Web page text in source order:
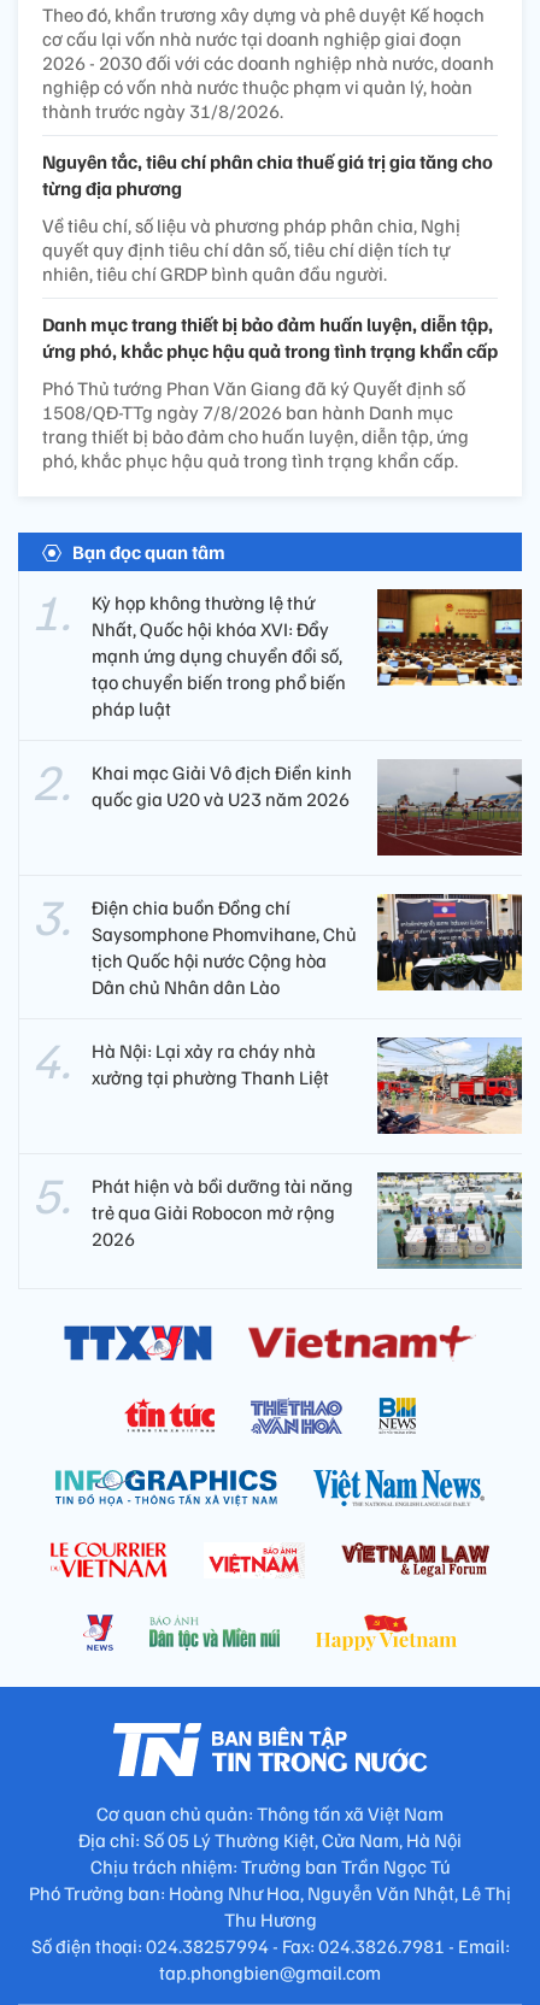
Theo đó, khẩn trương xây dựng và phê duyệt Kế hoạch
cơ cấu lại vốn nhà nước tại doanh nghiệp giai đoạn
2026 - 2030 đối với các doanh nghiệp nhà nước, doanh
nghiệp có vốn nhà nước thuộc phạm vi quản lý, hoàn
thành trước ngày 31/8/2026.
Nguyên tắc, tiêu chí phân chia thuế giá trị gia tăng cho
từng địa phương
Về tiêu chí, số liệu và phương pháp phân chia, Nghị
quyết quy định tiêu chí dân số, tiêu chí diện tích tự
nhiên, tiêu chí GRDP bình quân đầu người.
Danh mục trang thiết bị bảo đảm huấn luyện, diễn tập,
ứng phó, khắc phục hậu quả trong tình trạng khẩn cấp
Phó Thủ tướng Phan Văn Giang đã ký Quyết định số
1508/QĐ-TTg ngày 7/8/2026 ban hành Danh mục
trang thiết bị bảo đảm cho huấn luyện, diễn tập, ứng
phó, khắc phục hậu quả trong tình trạng khẩn cấp.
Bạn đọc quan tâm
Kỳ họp không thường lệ thứ
Nhất, Quốc hội khóa XVI: Đẩy
mạnh ứng dụng chuyển đổi số,
tạo chuyển biến trong phổ biến
pháp luật
Khai mạc Giải Vô địch Điền kinh
quốc gia U20 và U23 năm 2026
Điện chia buồn Đồng chí
Saysomphone Phomvihane, Chủ
tịch Quốc hội nước Cộng hòa
Dân chủ Nhân dân Lào
Hà Nội: Lại xảy ra cháy nhà
xưởng tại phường Thanh Liệt
Phát hiện và bồi dưỡng tài năng
trẻ qua Giải Robocon mở rộng
2026
Cơ quan chủ quản: Thông tấn xã Việt Nam
Địa chỉ: Số 05 Lý Thường Kiệt, Cửa Nam, Hà Nội
Chịu trách nhiệm: Trưởng ban Trần Ngọc Tú
Phó Trưởng ban: Hoàng Như Hoa, Nguyễn Văn Nhật, Lê Thị
Thu Hương
Số điện thoại: 024.38257994 - Fax: 024.3826.7981 - Email:
tap.phongbien@gmail.com